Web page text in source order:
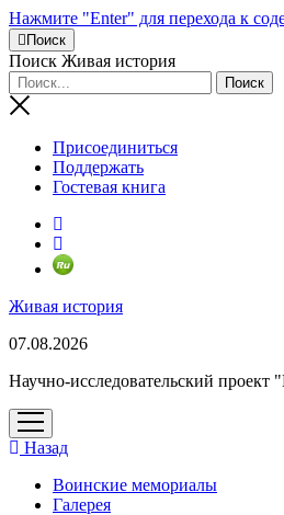
Нажмите "Enter" для перехода к
Поиск
Поиск Живая история
Присоединиться
Поддержать
Гостевая книга
RuTube
Живая история
07.08.2026
Научно-исследовательский
открыть
меню
Назад
Воинские мемориалы
Галерея